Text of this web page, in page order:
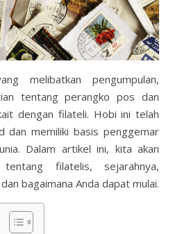
melibatkan pengumpulan,
tentang perangko pos dan
dengan filateli. Hobi ini telah
dan memiliki basis penggemar
Dalam artikel ini, kita akan
filatelis, sejarahnya,
bagaimana Anda dapat mulai.